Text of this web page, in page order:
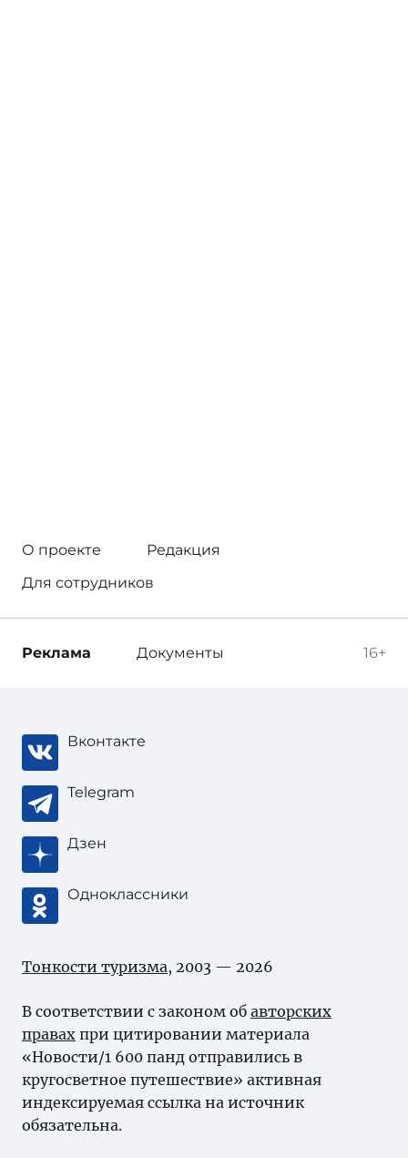
О проекте
Редакция
Для сотрудников
16+
Реклама Документы
Вконтакте
Telegram
Дзен
Одноклассники
Тонкости туризма, 2003 — 2026
В соответствии с законом об авторских
правах при цитировании материала
«Новости/1 600 панд отправились в
кругосветное путешествие» активная
индексируемая ссылка на источник
обязательна.